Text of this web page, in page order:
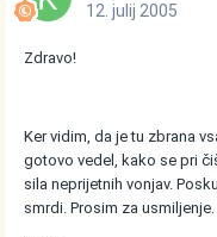
12. julij 2005
Zdravo!
Ker vidim, da je tu zbrana
gotovo vedel, kako se pri
sila neprijetnih vonjav.
smrdi. Prosim za usmiljenje.